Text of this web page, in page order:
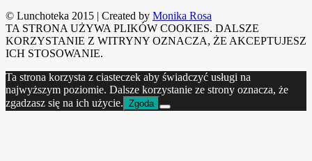
© Lunchoteka 2015 Created by Monika Rosa
TA STRONA UŻYWA PLIKÓW COOKIES. DALSZE
KORZYSTANIE Z WITRYNY OZNACZA, ŻE AKCEPTUJESZ
ICH STOSOWANIE.
Ta strona korzysta z ciasteczek aby świadczyć usługi na
najwyższym poziomie. Dalsze korzystanie ze strony oznacza, że
zgadzasz się na ich użycie. Zgoda